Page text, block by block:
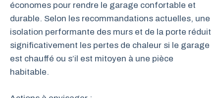
économes pour rendre le garage confortable et
durable. Selon les recommandations actuelles, une
isolation performante des murs et de la porte réduit
significativement les pertes de chaleur si le garage
est chauffé ou s’il est mitoyen à une pièce
habitable.